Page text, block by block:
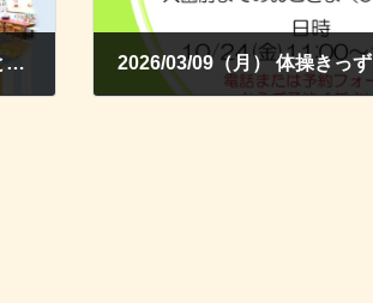
2026/03/06（火）なでしこべびー 足形と写真を撮って成長記録カードを作ろう！ 2026/03/09（月） 体操きっず